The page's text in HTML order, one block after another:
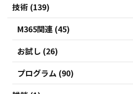
技術 (139)
M365関連 (45)
お試し (26)
プログラム (90)